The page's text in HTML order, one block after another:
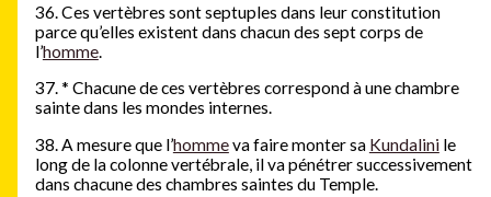
36. Ces vertèbres sont septuples dans leur constitution
parce qu’elles existent dans chacun des sept corps de
l’homme.
37.* Chacune de ces vertèbres correspond à une chambre
sainte dans les mondes internes.
38. A mesure que l’hommeva faire monter sa Kundalinile
long de la colonne vertébrale, il va pénétrer successivement
dans chacune des chambres saintes du Temple.